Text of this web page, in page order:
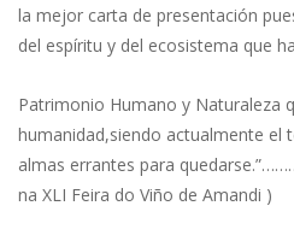
la mejor carta de presentación
del espíritu y del ecosistema que
Patrimonio Humano y Naturaleza
humanidad,siendo actualmente el
almas errantes para
na XLI Feira do Viño de Amandi )